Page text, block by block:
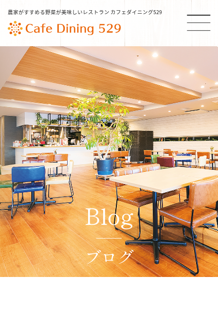
農家がすすめる野菜が美味しいレストラン カフェダイニング529
TOP
本日の529 おすすめメニュー
NEWS
コンセプト
定番メニュー
店舗情報
アクセス
Blog
ブログ